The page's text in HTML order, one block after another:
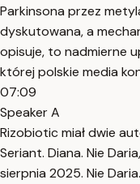
Parkinsona przez
dyskutowana, a
opisuje, to nadmierne
której polskie media
07:09
Speaker A
Rizobiotic miał dwie
Seriant. Diana. Nie
sierpnia 2025. Nie